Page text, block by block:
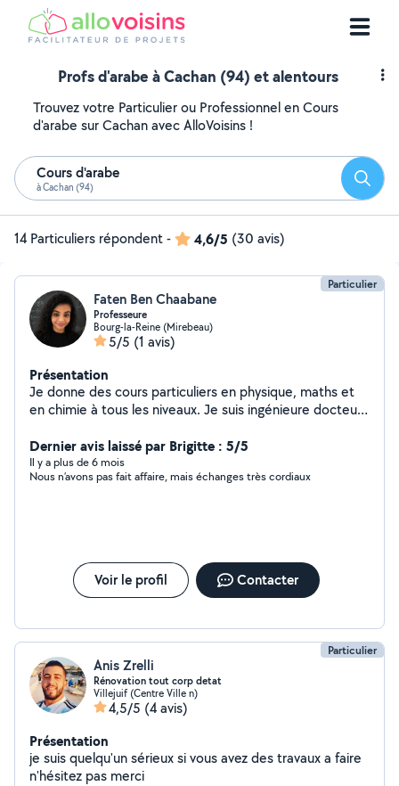
Profs d'arabe à Cachan (94) et alentours
Trouvez votre Particulier ou Professionnel en Cours
d'arabe sur Cachan avec AlloVoisins !
Cours d'arabe
à Cachan (94)
14 Particuliers répondent- 4,6/5 (30 avis)
Particulier
Faten Ben Chaabane
Professeure
Bourg-la-Reine (Mirebeau)
5/5 (1 avis)
Présentation
Je donne des cours particuliers en physique, maths et
en chimie à tous les niveaux. Je suis ingénieure docteure
de l'informatique. A coté de mon travail d'ingénieur, je
suis enseignante dans une école d'ingénieurs de
renommé en région parisienne. Pour plus d'informations:
Dernier avis laissé par Brigitte : 5/5
Il y a plus de 6 mois
Nous n’avons pas fait affaire, mais échanges très cordiaux
Voir le profil Contacter
Particulier
Anis Zrelli
Rénovation tout corp detat
Villejuif (Centre Ville n)
4,5/5 (4 avis)
Présentation
je suis quelqu'un sérieux si vous avez des travaux a faire
n'hésitez pas merci